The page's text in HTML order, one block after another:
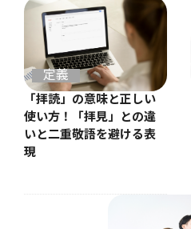
定義
「拝読」の意味と正しい
使い方！「拝見」との違
いと二重敬語を避ける表
現